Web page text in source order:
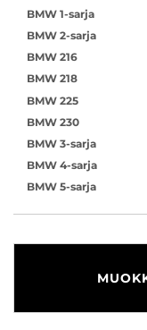
BMW 1-sarja
BMW 2-sarja
BMW 216
BMW 218
BMW 225
BMW 230
BMW 3-sarja
BMW 4-sarja
BMW 5-sarja